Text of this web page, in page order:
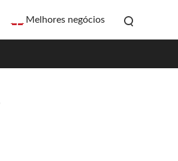
Melhores negócios